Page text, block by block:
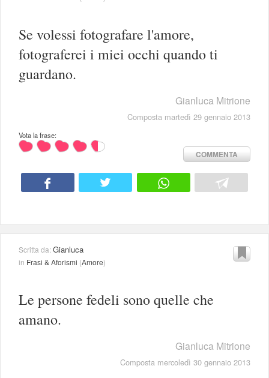
Se volessi fotografare l'amore,
fotograferei i miei occhi quando ti
guardano.
Gianluca Mitrione
Composta martedì 29 gennaio 2013
Vota la frase:
COMMENTA
Scritta da:Gianluca
in Frasi & Aforismi (Amore)
Le persone fedeli sono quelle che
amano.
Gianluca Mitrione
Composta mercoledì 30 gennaio 2013